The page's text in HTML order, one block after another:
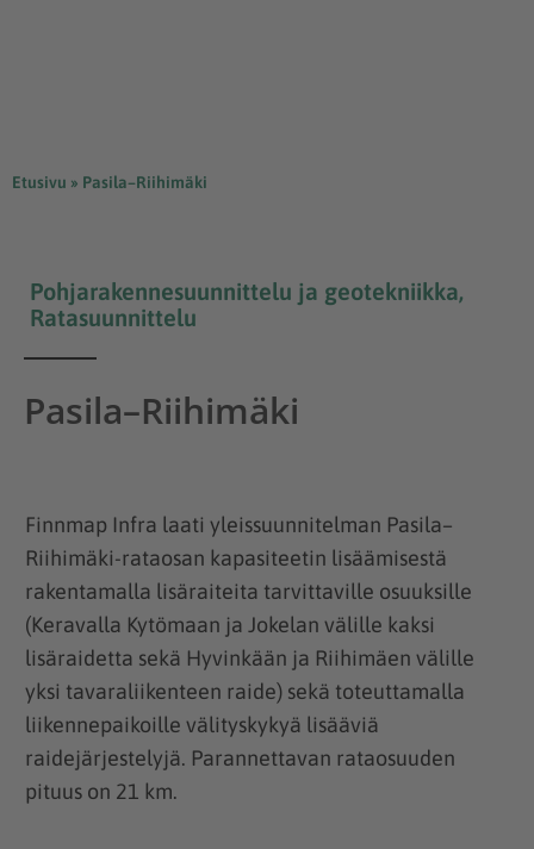
Etusivu » Pasila–Riihimäki
Pohjarakennesuunnittelu ja geotekniikka,
Ratasuunnittelu
Pasila–Riihimäki
Finnmap Infra laati yleissuunnitelman Pasila–
Riihimäki-rataosan kapasiteetin lisäämisestä
rakentamalla lisäraiteita tarvittaville osuuksille
(Keravalla Kytömaan ja Jokelan välille kaksi
lisäraidetta sekä Hyvinkään ja Riihimäen välille
yksi tavaraliikenteen raide) sekä toteuttamalla
liikennepaikoille välityskykyä lisääviä
raidejärjestelyjä. Parannettavan rataosuuden
pituus on 21 km.